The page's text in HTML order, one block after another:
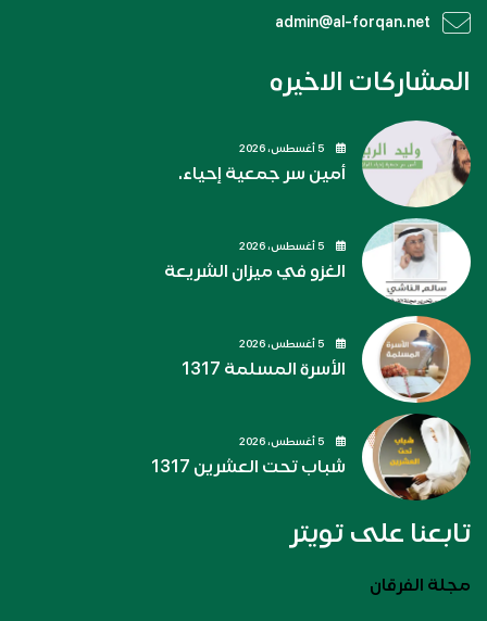
admin@al-forqan.net
المشاركات الاخيره
أمين سر جمعية إحياء.
الغزو في ميزان الشريعة
الأسرة المسلمة 1317
شباب تحت العشرين 1317
تابعنا على تويتر
مجلة الفرقان